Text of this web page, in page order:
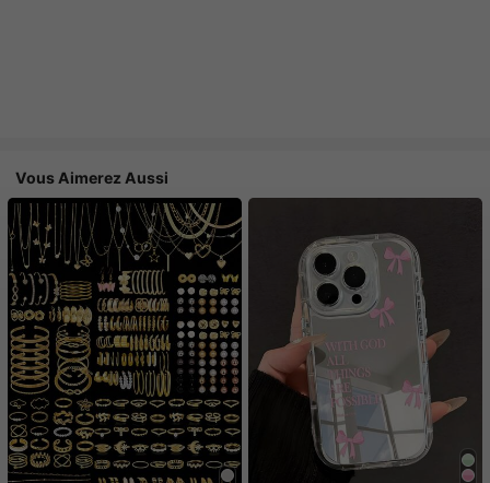
Vous Aimerez Aussi